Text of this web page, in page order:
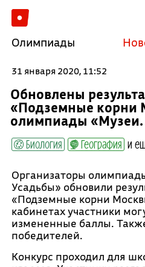
Олимпиады
31 января 2020, 11:52
Обновлены
«Подземные корни
олимпиады
Биология География и
Организаторы
Усадьбы» обновили
«Подземные корни
кабинетах участники
измененные баллы.
победителей.
Конкурс проходил для